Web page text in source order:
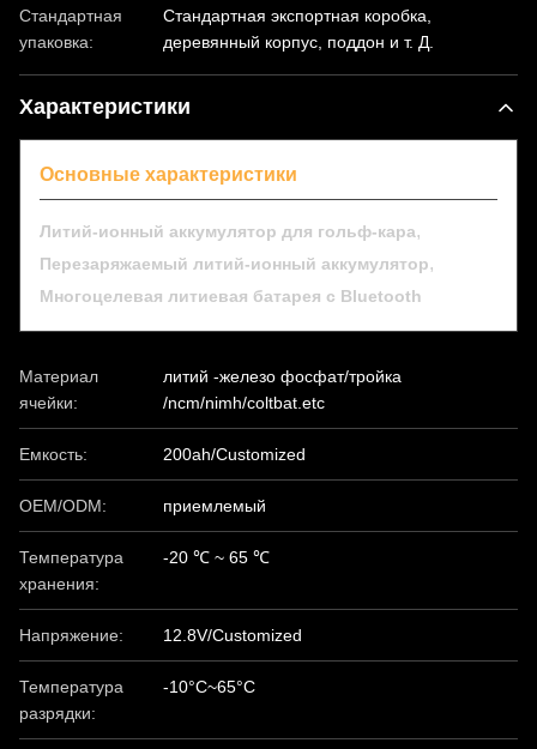
Стандартная
упаковка:
Стандартная экспортная коробка,
деревянный корпус, поддон и т. Д.
Характеристики
Основные характеристики
Литий-ионный аккумулятор для гольф-кара,
Перезаряжаемый литий-ионный аккумулятор,
Многоцелевая литиевая батарея с Bluetooth
Материал
ячейки:
литий -железо фосфат/тройка
/ncm/nimh/coltbat.etc
Емкость: 200ah/Customized
OEM/ODM: приемлемый
Температура
хранения:
-20 ℃ ~ 65 ℃
Напряжение: 12.8V/Customized
Температура
разрядки:
-10°C~65°C